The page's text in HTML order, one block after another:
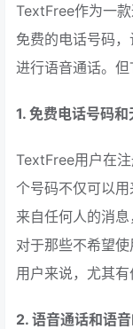
TextFree作为一
免费的电话号码
进行语音通话。但
1. 免费电话号码
TextFree用户在
个号码不仅可以
来自任何人的消
对于那些不希望
用户来说，尤其有
2. 语音通话和语